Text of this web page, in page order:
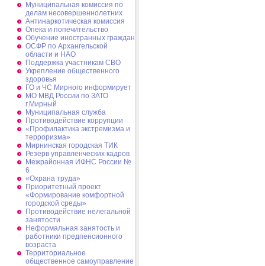
Муниципальная комиссия по
делам несовершеннолетних
Антинаркотическая комиссия
Опека и попечительство
Обучение иностранных граждан
ОСФР по Архангельской
области и НАО
Поддержка участникам СВО
Укрепление общественного
здоровья
ГО и ЧС Мирного информирует
МО МВД России по ЗАТО
г.Мирный
Муниципальная cлужба
Противодействие коррупции
«Профилактика экстремизма и
терроризма»
Мирнинская городская ТИК
Резерв управленческих кадров
Межрайонная ИФНС России №
6
«Охрана труда»
Приоритетный проект
«Формирование комфортной
городской среды»
Противодействие нелегальной
занятости
Неформальная занятость и
работники предпенсионного
возраста
Территориальное
общественное самоуправление